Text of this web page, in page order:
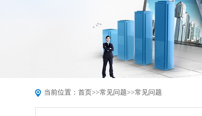
当前位置： 首页>>常见问题>>常见问题